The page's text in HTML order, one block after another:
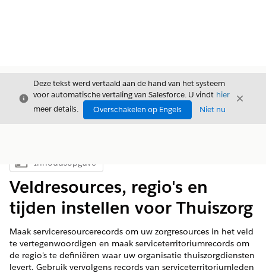
Sluiten
Deze tekst werd vertaald aan de hand van het systeem
voor automatische vertaling van Salesforce. U vindt hier
meer details.
Overschakelen op Engels Niet nu
Sluiten
Inhoudsopgave weergeven
Inhoudsopgave
Veldresources, regio's en
tijden instellen voor Thuiszorg
Maak serviceresourcerecords om uw zorgresources in het veld
te vertegenwoordigen en maak serviceterritoriumrecords om
de regio's te definiëren waar uw organisatie thuiszorgdiensten
levert. Gebruik vervolgens records van serviceterritoriumleden